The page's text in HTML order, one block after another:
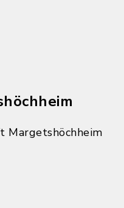
Margetshöchheim